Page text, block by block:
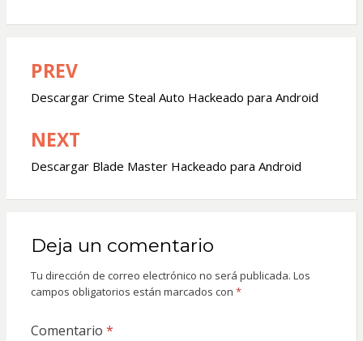
Navegación
de
entradas
PREV
Descargar Crime Steal Auto Hackeado para Android
NEXT
Descargar Blade Master Hackeado para Android
Deja un comentario
Tu dirección de correo electrónico no será publicada. Los
campos obligatorios están marcados con *
Comentario *